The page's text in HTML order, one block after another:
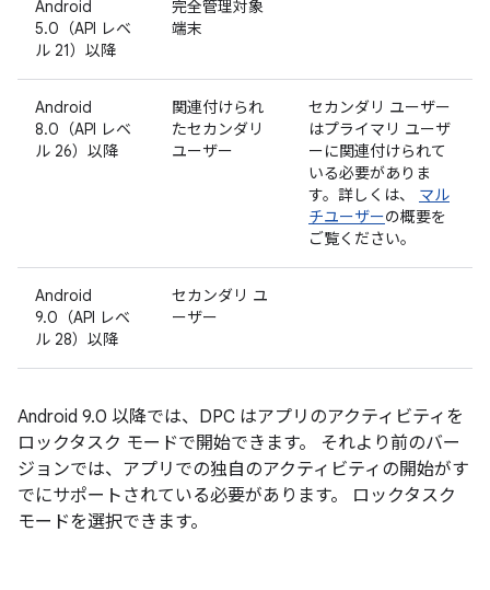
Android
5.0（API レベ
ル 21）以降
完全管理対象
端末
Android
8.0（API レベ
ル 26）以降
関連付けられ
たセカンダリ
ユーザー
セカンダリ ユーザー
はプライマリ ユーザ
ーに関連付けられて
いる必要がありま
す。詳しくは、 マル
チユーザーの概要を
ご覧ください。
Android
9.0（API レベ
ル 28）以降
セカンダリ ユ
ーザー
Android 9.0 以降では、DPC はアプリのアクティビティを
ロックタスク モードで開始できます。 それより前のバー
ジョンでは、アプリでの独自のアクティビティの開始がす
でにサポートされている必要があります。 ロックタスク
モードを選択できます。